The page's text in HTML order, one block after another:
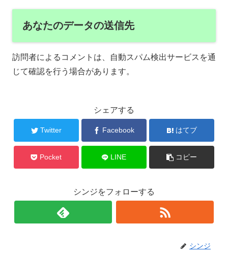
あなたのデータの送信先
訪問者によるコメントは、自動スパム検出サービスを通
じて確認を行う場合があります。
シェアする
Twitter Facebook はてブ
Pocket LINE コピー
シンジをフォローする
シンジ